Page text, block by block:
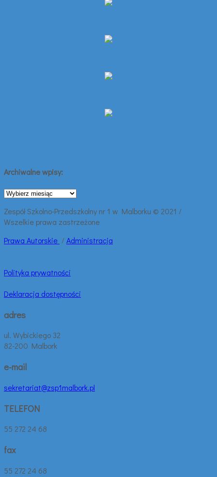
Archiwalne wpisy:
Archiwalne
Zespół Szkolno-Przedszkolny nr 1 w Malborku © 2021 /
Wszelkie prawa zastrzeżone
Prawa Autorskie /Administracja
Polityka prywatności
Deklaracja dostępności
adres
ul. Wybickiego 32
82-200 Malbork
e-mail
sekretariat@zsp1malbork.pl
TELEFON
55 272 24 68
fax
55 272 24 68